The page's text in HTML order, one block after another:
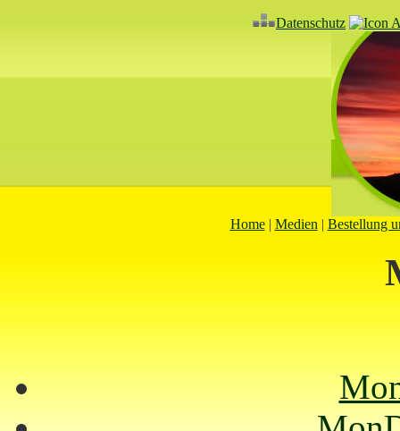
Datenschutz
Home| Medien | Bestellung